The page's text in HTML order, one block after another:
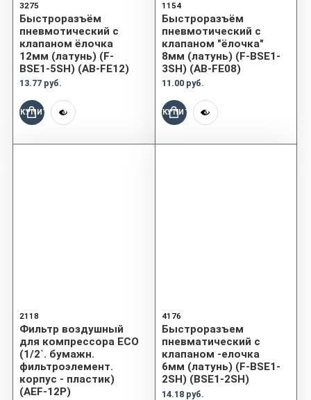
3275
Быстроразъём
пневмотический с
клапаном ёлочка
12мм (латунь) (F-
BSE1-5SH) (AB-FE12)
13.77 руб.
КУПИТЬ
1154
Быстроразъём
пневмотический с
клапаном "ёлочка"
8мм (латунь) (F-BSE1-
3SH) (AB-FE08)
11.00 руб.
КУПИТЬ
2118
Фильтр воздушный
для компрессора ECO
(1/2`. бумажн.
фильтроэлемент.
корпус - пластик)
(AEF-12P)
4176
Быстроразъем
пневматический с
клапаном -елочка
6мм (латунь) (F-BSE1-
2SH) (BSE1-2SH)
14.18 руб.